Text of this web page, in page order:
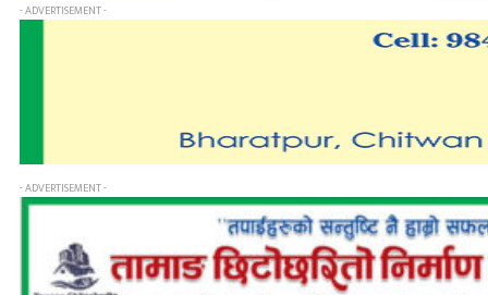
- ADVERTISEMENT -
- ADVERTISEMENT -